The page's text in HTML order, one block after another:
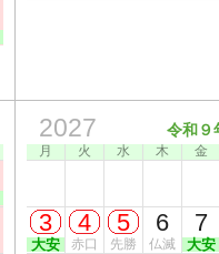
2027 令和９
月 火 水 木 金
3
大安
4
赤口
5
先勝
6
仏滅
7
大安